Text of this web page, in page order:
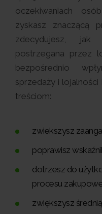
oczekiwaniach
zyskasz znaczącą
zdecydujesz,
postrzegana przez
bezpośrednio
sprzedaży i
treściom:
zwiekszysz
poprawisz
dotrzesz do
procesu
zwiększysz